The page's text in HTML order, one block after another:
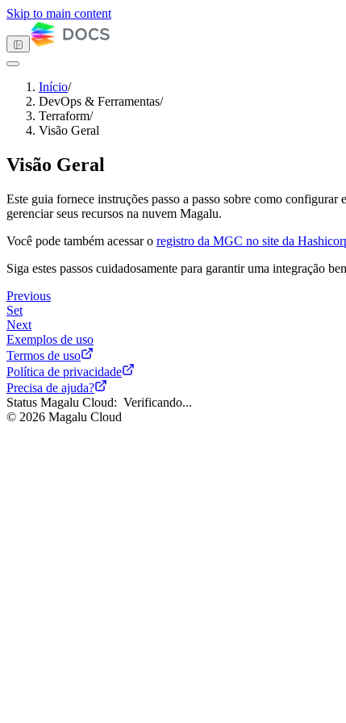
Skip to main content
Tema escuro
Computação
Armazenamento
Banco de dados
Gerenciamento de contêineres
DevOps & Ferramentas
Como fazer
Identidade e gestão de acessos
FinOps
Segurança
Início/
DevOps & Ferramentas/
Terraform/
Visão Geral
Visão Geral
Este guia fornece instruções passo a passo sobre como configurar
gerenciar seus recursos na nuvem Magalu.
Você pode também acessar o registro da MGC no site da
Siga estes passos cuidadosamente para garantir uma integração
Previous
Set
Next
Exemplos de uso
Termos de uso
Política de privacidade
Precisa de ajuda?
Status Magalu Cloud: Verificando...
© 2026 Magalu Cloud